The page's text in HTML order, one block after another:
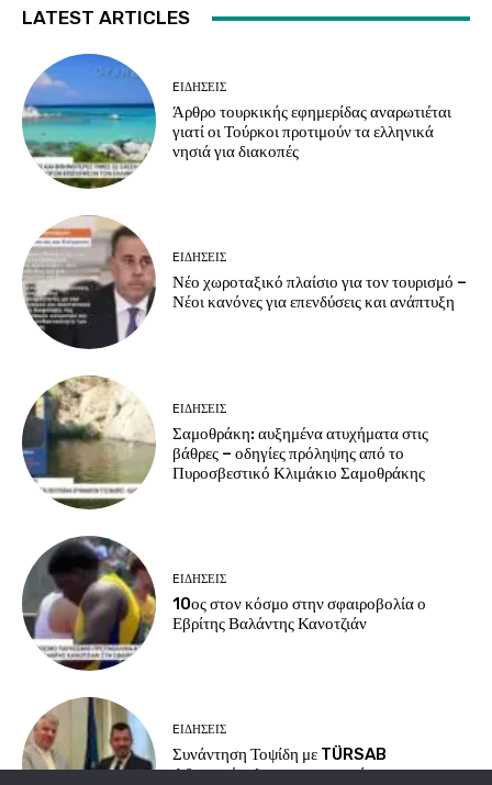
LATEST ARTICLES
EΙΔΗΣΕΙΣ
Άρθρο τουρκικής εφημερίδας αναρωτιέται
γιατί οι Τούρκοι προτιμούν τα ελληνικά
νησιά για διακοπές
EΙΔΗΣΕΙΣ
Νέο χωροταξικό πλαίσιο για τον τουρισμό –
Νέοι κανόνες για επενδύσεις και ανάπτυξη
EΙΔΗΣΕΙΣ
Σαμοθράκη: αυξημένα ατυχήματα στις
βάθρες – οδηγίες πρόληψης από το
Πυροσβεστικό Κλιμάκιο Σαμοθράκης
EΙΔΗΣΕΙΣ
10ος στον κόσμο στην σφαιροβολία ο
Εβρίτης Βαλάντης Κανοτζιάν
EΙΔΗΣΕΙΣ
Συνάντηση Τοψίδη με TÜRSAB
Αδριανούπολης για τουρισμό και